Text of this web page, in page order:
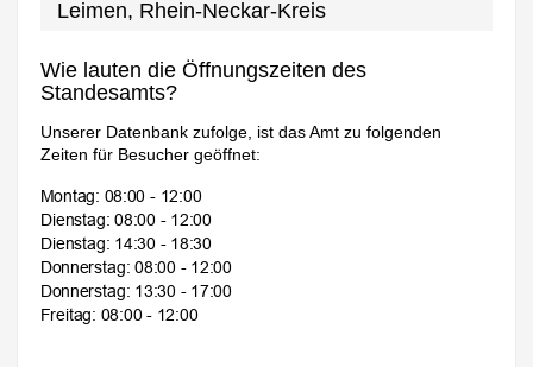
Leimen, Rhein-Neckar-Kreis
Wie lauten die Öffnungszeiten des
Standesamts?
Unserer Datenbank zufolge, ist das Amt zu folgenden
Zeiten für Besucher geöffnet: